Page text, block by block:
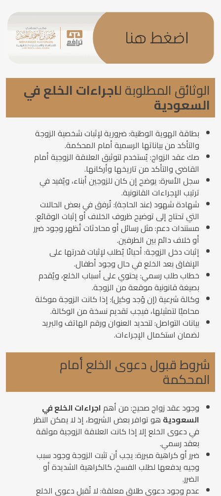
الوثائق المطلوبة لاجراءات الخلع في
السعودية
بطاقة الهوية الوطنية: ضرورية لإثبات شخصية الزوجة
والتأكد من بياناتها الرسمية أمام المحكمة.
صك عقد الزواج: يُستخدم لتوثيق العلاقة الزوجية أمام
القاضي والتأكد من تاريخها وأركانها.
سجل الأسرة: يوضح إن كان للزوجين أبناء، ويُفيد في
ترتيب الإجراءات القانونية.
شهادة شهود (عند الحاجة): تُرفق في بعض الحالات
التي تحتاج إلى توضيح ظروف الخلاف أو إثبات الوقائع.
مستندات دعم: مثل رسائل أو محادثات تُظهر وجود ضرر
أو خلاف دائم بين الطرفين.
إثبات دخل الزوجة: أحيانًا يُطلب لإثبات قدرتها على
الإنفاق بعد الخلع في حال وجود أطفال.
خطاب طلب رسمي: يحتوي على أسباب الخلع، ويُقدم
بصيغة قانونية موقعة من الزوجة.
وكالة شرعية (إن وُجد وكيل): إذا كانت الزوجة موكلة
محاميًا لتمثيلها، فيجب تقديم نسخة من الوكالة.
بيانات التواصل: لتحديد العنوان ورقم الهاتف والبريد
لضمان استكمال الإجراءات.
شروط قبول دعوى الخلع أمام
المحكمة
وجود عقد زواج صحيح: من أهماجراءات الخلع في
السعودية هو توافر بعض الشروط، إذ لا يمكن النظر
في دعوى الخلع إلا إذا كانت العلاقة الزوجية موثقة
بعقد رسمي.
ضرر أو كراهية مبررة: يجب أن تثبت الزوجة وجود سبب
وجيه يدفعها لطلب الفسخ، كالكراهية الشديدة أو
الضرر.
عدم وجود دعوى طلاق معلقة: لا تُقبل دعوى الخلع